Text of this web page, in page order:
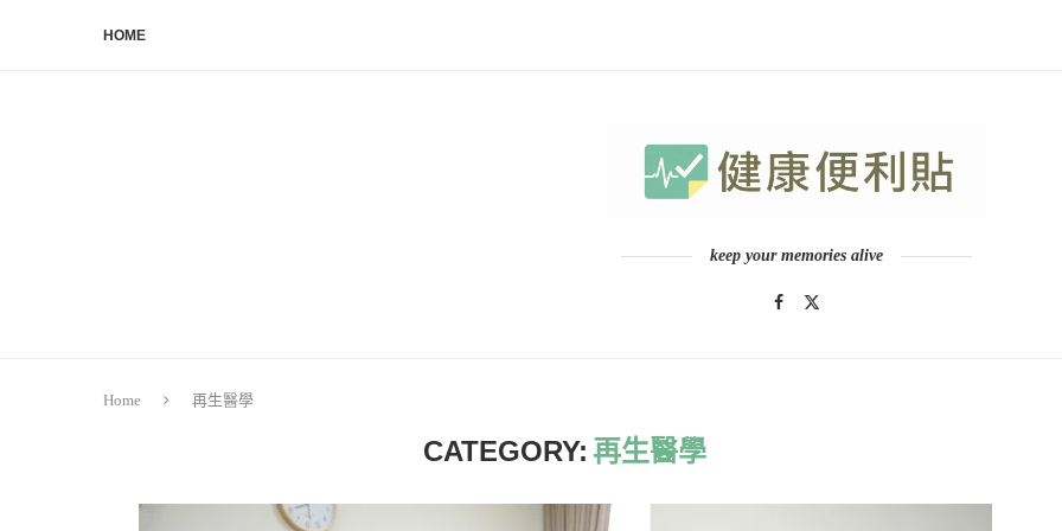
HOME
keep your memories alive
Home 再生醫學
CATEGORY: 再生醫學